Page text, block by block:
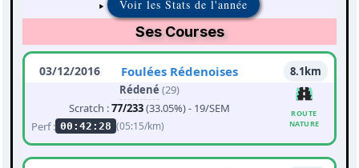
Voir les Stats de l'année
Ses Courses
03/12/2016 Foulées Rédenoises
8.1km
Rédené (29)
Scratch :77/233(33.05%) - 19/SEM
Perf : 00:42:28 (05:15/km)
ROUTE
NATURE